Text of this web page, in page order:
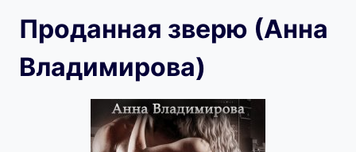
Проданная зверю (Анна
Владимирова)